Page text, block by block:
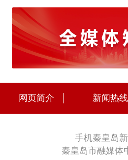
网页简介 新闻热线
手机秦皇岛
秦皇岛市融媒体